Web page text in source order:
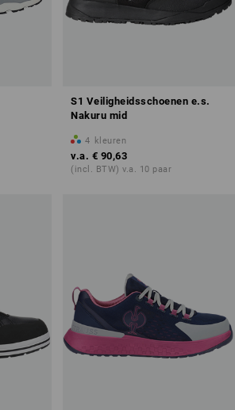
S1 Veiligheidsschoenen e.s.
Nakuru mid
4 kleuren
v.a. € 90,63
(incl. BTW) v.a. 10 paar